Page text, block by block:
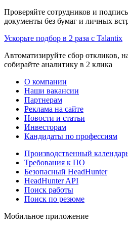
Проверяйте сотрудников и
документы без бумаг и личных
Ускорьте подбор в 2 раза с Talantix
Автоматизируйте сбор откликов,
собирайте аналитику в 2 клика
О компании
Наши вакансии
Партнерам
Реклама на сайте
Новости и статьи
Инвесторам
Кандидаты по профессиям
Производственный
Требования к ПО
Безопасный HeadHunter
HeadHunter API
Поиск работы
Поиск по резюме
Мобильное приложение